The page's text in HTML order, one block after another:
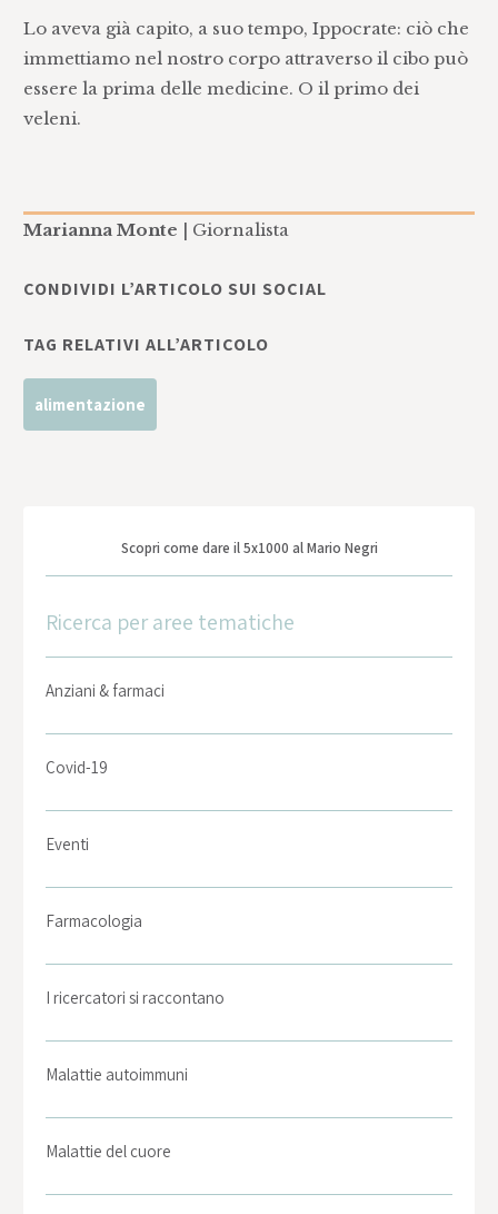
Lo aveva già capito, a suo tempo, Ippocrate: ciò che
immettiamo nel nostro corpo attraverso il cibo può
essere la prima delle medicine. O il primo dei
veleni.
Marianna Monte | Giornalista
CONDIVIDI L’ARTICOLO SUI SOCIAL
TAG RELATIVI ALL’ARTICOLO
alimentazione
Scopri come dare il 5x1000 al Mario Negri
Ricerca per aree tematiche
Anziani & farmaci
Covid-19
Eventi
Farmacologia
I ricercatori si raccontano
Malattie autoimmuni
Malattie del cuore